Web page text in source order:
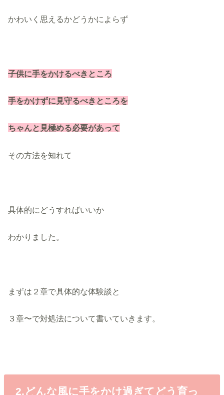
かわいく思えるかどうかによらず
子供に手をかけるべきところ
手をかけずに見守るべきところを
ちゃんと見極める必要があって
その方法を知れて
具体的にどうすればいいか
わかりました。
まずは２章で具体的な体験談と
３章〜で対処法について書いていきます。
2.どんな風に手をかけ過ぎてどう育っ